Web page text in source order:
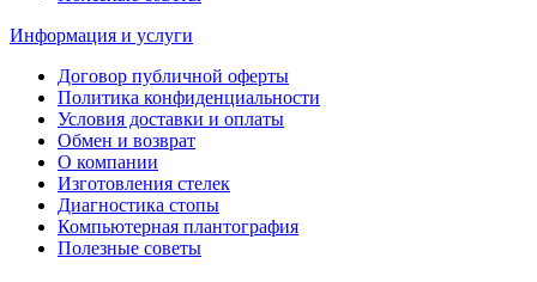
Информация и услуги
Договор публичной оферты
Политика конфиденциальности
Условия доставки и оплаты
Обмен и возврат
О компании
Изготовления стелек
Диагностика стопы
Компьютерная плантография
Полезные советы